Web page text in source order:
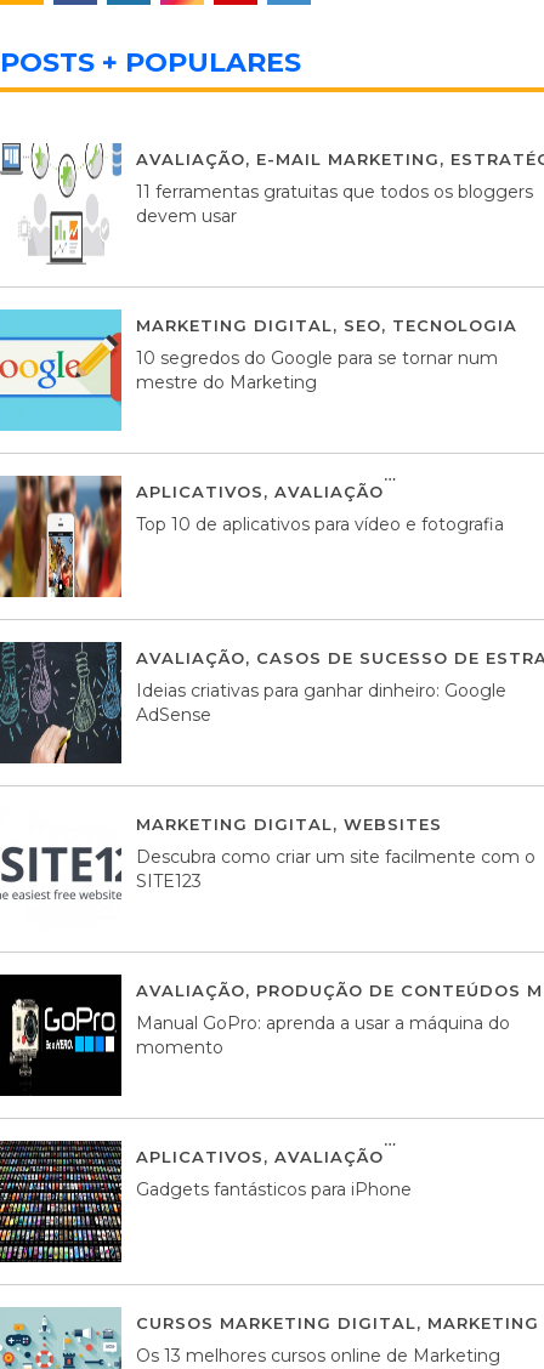
POSTS + POPULARES
AVALIAÇÃO, E-MAIL MARKETING,
11 ferramentas gratuitas que todos os bloggers
devem usar
MARKETING DIGITAL, SEO, TECNOLOGIA
10 segredos do Google para se tornar num
mestre do Marketing
APLICATIVOS, AVALIAÇÃO
Top 10 de aplicativos para vídeo e fotografia
AVALIAÇÃO, CASOS DE SUCESSO DE
Ideias criativas para ganhar dinheiro: Google
AdSense
MARKETING DIGITAL, WEBSITES
Descubra como criar um site facilmente com o
SITE123
AVALIAÇÃO, PRODUÇÃO DE CONTEÚDOS
Manual GoPro: aprenda a usar a máquina do
momento
APLICATIVOS, AVALIAÇÃO
Gadgets fantásticos para iPhone
CURSOS MARKETING DIGITAL,
Os 13 melhores cursos online de Marketing